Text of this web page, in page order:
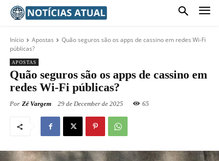
Início Apostas
Quão seguros são os apps de cassino em redes Wi-Fi
públicas?
APOSTAS
Quão seguros são os apps de cassino em
redes Wi-Fi públicas?
Por Zé Vargem 29 de December de 2025 65